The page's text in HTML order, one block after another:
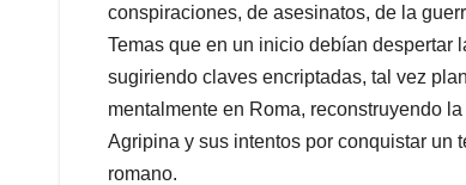
conspiraciones, de asesinatos, de la
Temas que en un inicio debían despertar
sugiriendo claves encriptadas, tal vez
mentalmente en Roma, reconstruyendo
Agripina y sus intentos por conquistar un
romano.